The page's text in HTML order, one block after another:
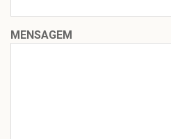
MENSAGEM